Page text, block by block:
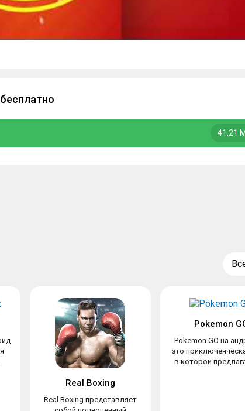
41,21
Real Boxing
Real Boxing представляет
Pokemon
Pokemon GO на
это
в которой